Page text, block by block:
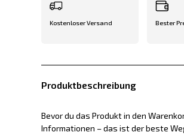
Kostenloser Versand Bester
Produktbeschreibung
Bevor du das Produkt in den
Informationen – das ist der beste